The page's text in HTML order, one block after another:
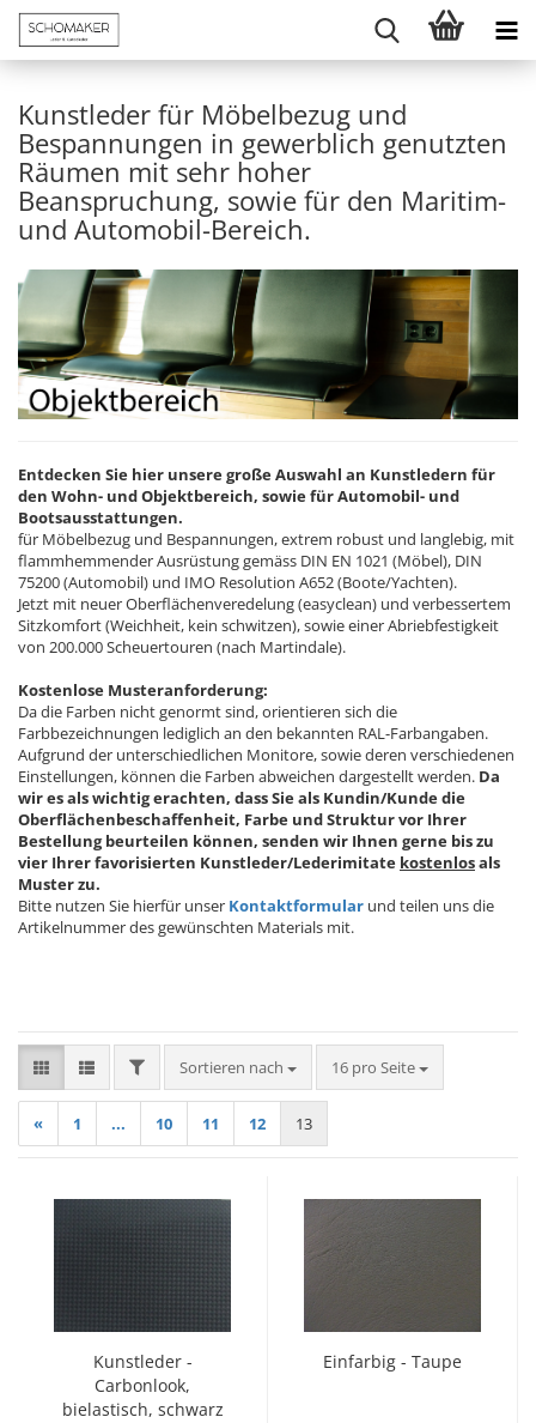
Kunstleder für Möbelbezug und
Bespannungen in gewerblich genutzten
Räumen mit sehr hoher
Beanspruchung, sowie für den Maritim-
und Automobil-Bereich.
Entdecken Sie hier unsere große Auswahl an Kunstledern für
den Wohn- und Objektbereich, sowie für Automobil- und
Bootsausstattungen.
für Möbelbezug und Bespannungen, extrem robust und langlebig, mit
flammhemmender Ausrüstung gemäss DIN EN 1021 (Möbel), DIN
75200 (Automobil) und IMO Resolution A652 (Boote/Yachten).
Jetzt mit neuer Oberflächenveredelung (easyclean) und verbessertem
Sitzkomfort (Weichheit, kein schwitzen), sowie einer Abriebfestigkeit
von 200.000 Scheuertouren (nach Martindale).
Kostenlose Musteranforderung:
Da die Farben nicht genormt sind, orientieren sich die
Farbbezeichnungen lediglich an den bekannten RAL-Farbangaben.
Aufgrund der unterschiedlichen Monitore, sowie deren verschiedenen
Einstellungen, können die Farben abweichen dargestellt werden. Da
wir es als wichtig erachten, dass Sie als Kundin/Kunde die
Oberflächenbeschaffenheit, Farbe und Struktur vor Ihrer
Bestellung beurteilen können, senden wir Ihnen gerne bis zu
vier Ihrer favorisierten Kunstleder/Lederimitate kostenlosals
Muster zu.
Bitte nutzen Sie hierfür unser Kontaktformular und teilen uns die
Artikelnummer des gewünschten Materials mit.
FILTERSortieren nach
Sortieren nach 16 pro Seite
pro Seite
« 1 ... 10 11 12 13
Kunstleder -
Carbonlook,
bielastisch, schwarz
Einfarbig - Taupe